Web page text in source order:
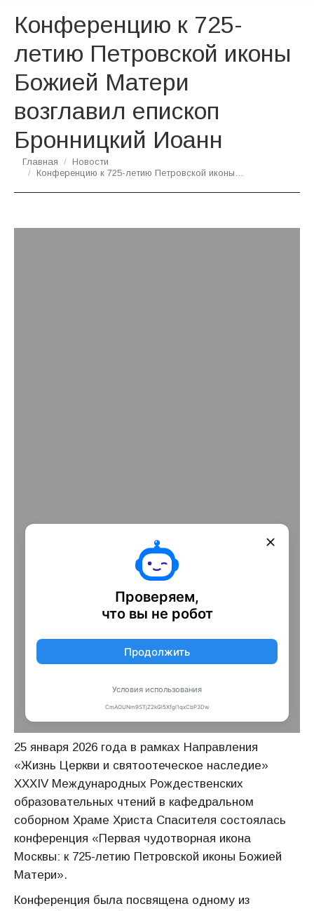
Конференцию к 725-
летию Петровской иконы
Божией Матери
возглавил епископ
Бронницкий Иоанн
Вы здесь:
Главная
Новости
Конференцию к 725-летию Петровской иконы…
25 января 2026 года в рамках Направления
«Жизнь Церкви и святоотеческое наследие»
XXXIV Международных Рождественских
образовательных чтений в кафедральном
соборном Храме Христа Спасителя состоялась
конференция «Первая чудотворная икона
Москвы: к 725-летию Петровской иконы Божией
Матери».
Конференция была посвящена одному из